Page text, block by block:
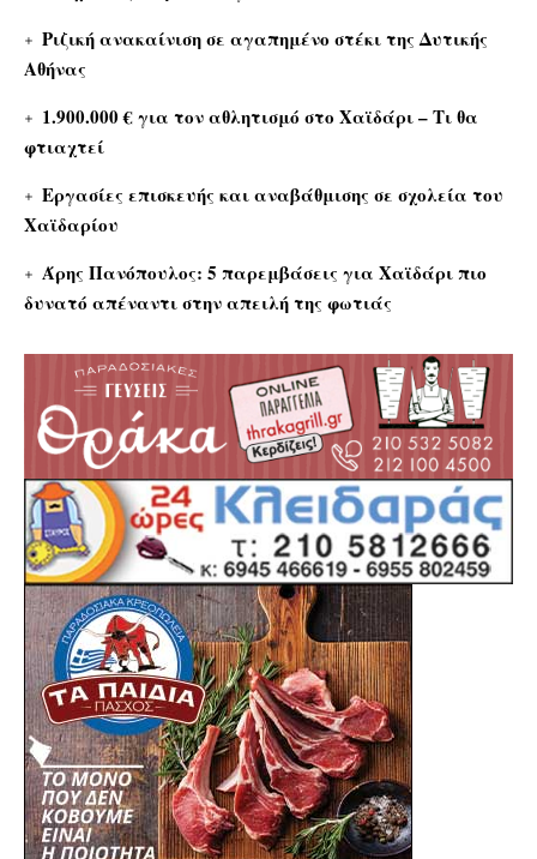
Ριζική ανακαίνιση σε αγαπημένο στέκι της Δυτικής
Αθήνας
1.900.000 € για τον αθλητισμό στο Χαϊδάρι – Τι θα
φτιαχτεί
Εργασίες επισκευής και αναβάθμισης σε σχολεία του
Χαϊδαρίου
Άρης Πανόπουλος: 5 παρεμβάσεις για Χαϊδάρι πιο
δυνατό απέναντι στην απειλή της φωτιάς